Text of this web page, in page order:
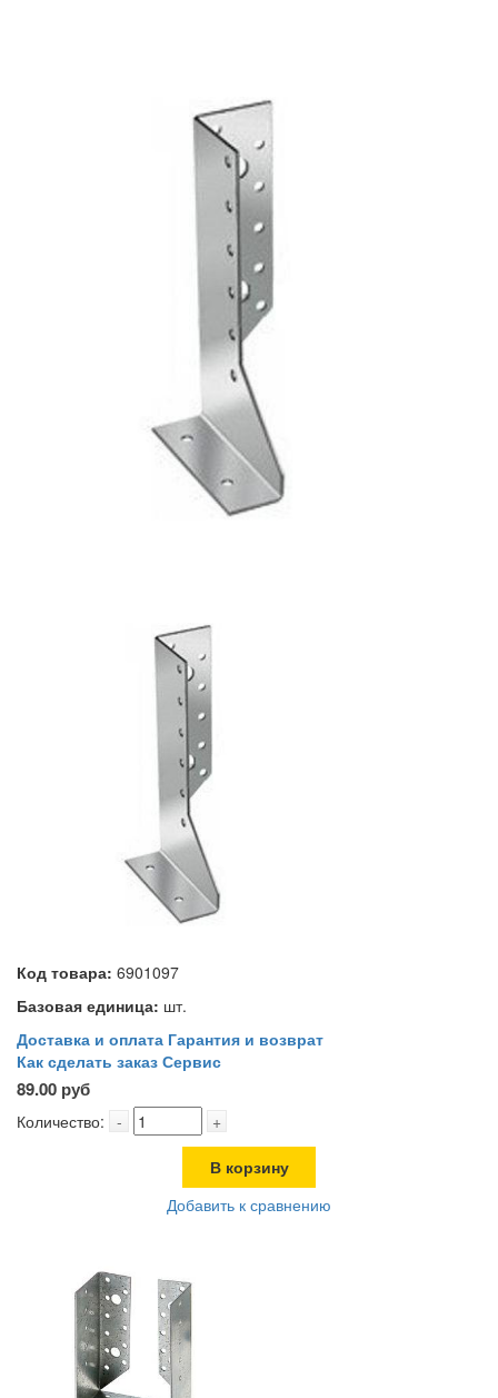
Код товара: 6901097
Базовая единица: шт.
Доставка и оплата Гарантия и возврат
Как сделать заказ Сервис
89.00 руб
Количество: - +
В корзину
Добавить к сравнению